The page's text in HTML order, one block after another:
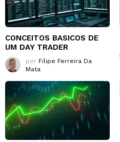
CONCEITOS BASICOS DE
UM DAY TRADER
por Filipe Ferreira Da
Mata